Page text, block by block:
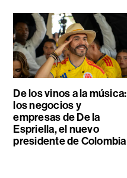
De los vinos a la música:
los negocios y
empresas de De la
Espriella, el nuevo
presidente de Colombia